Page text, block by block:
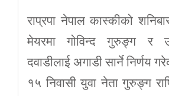
राप्रपा नेपाल कास्कीको
मेयरमा गोविन्द गुरुङ्ग र
दवाडीलाई अगाडी सार्ने निर्णय
१५ निवासी युवा नेता गुरुङ्ग